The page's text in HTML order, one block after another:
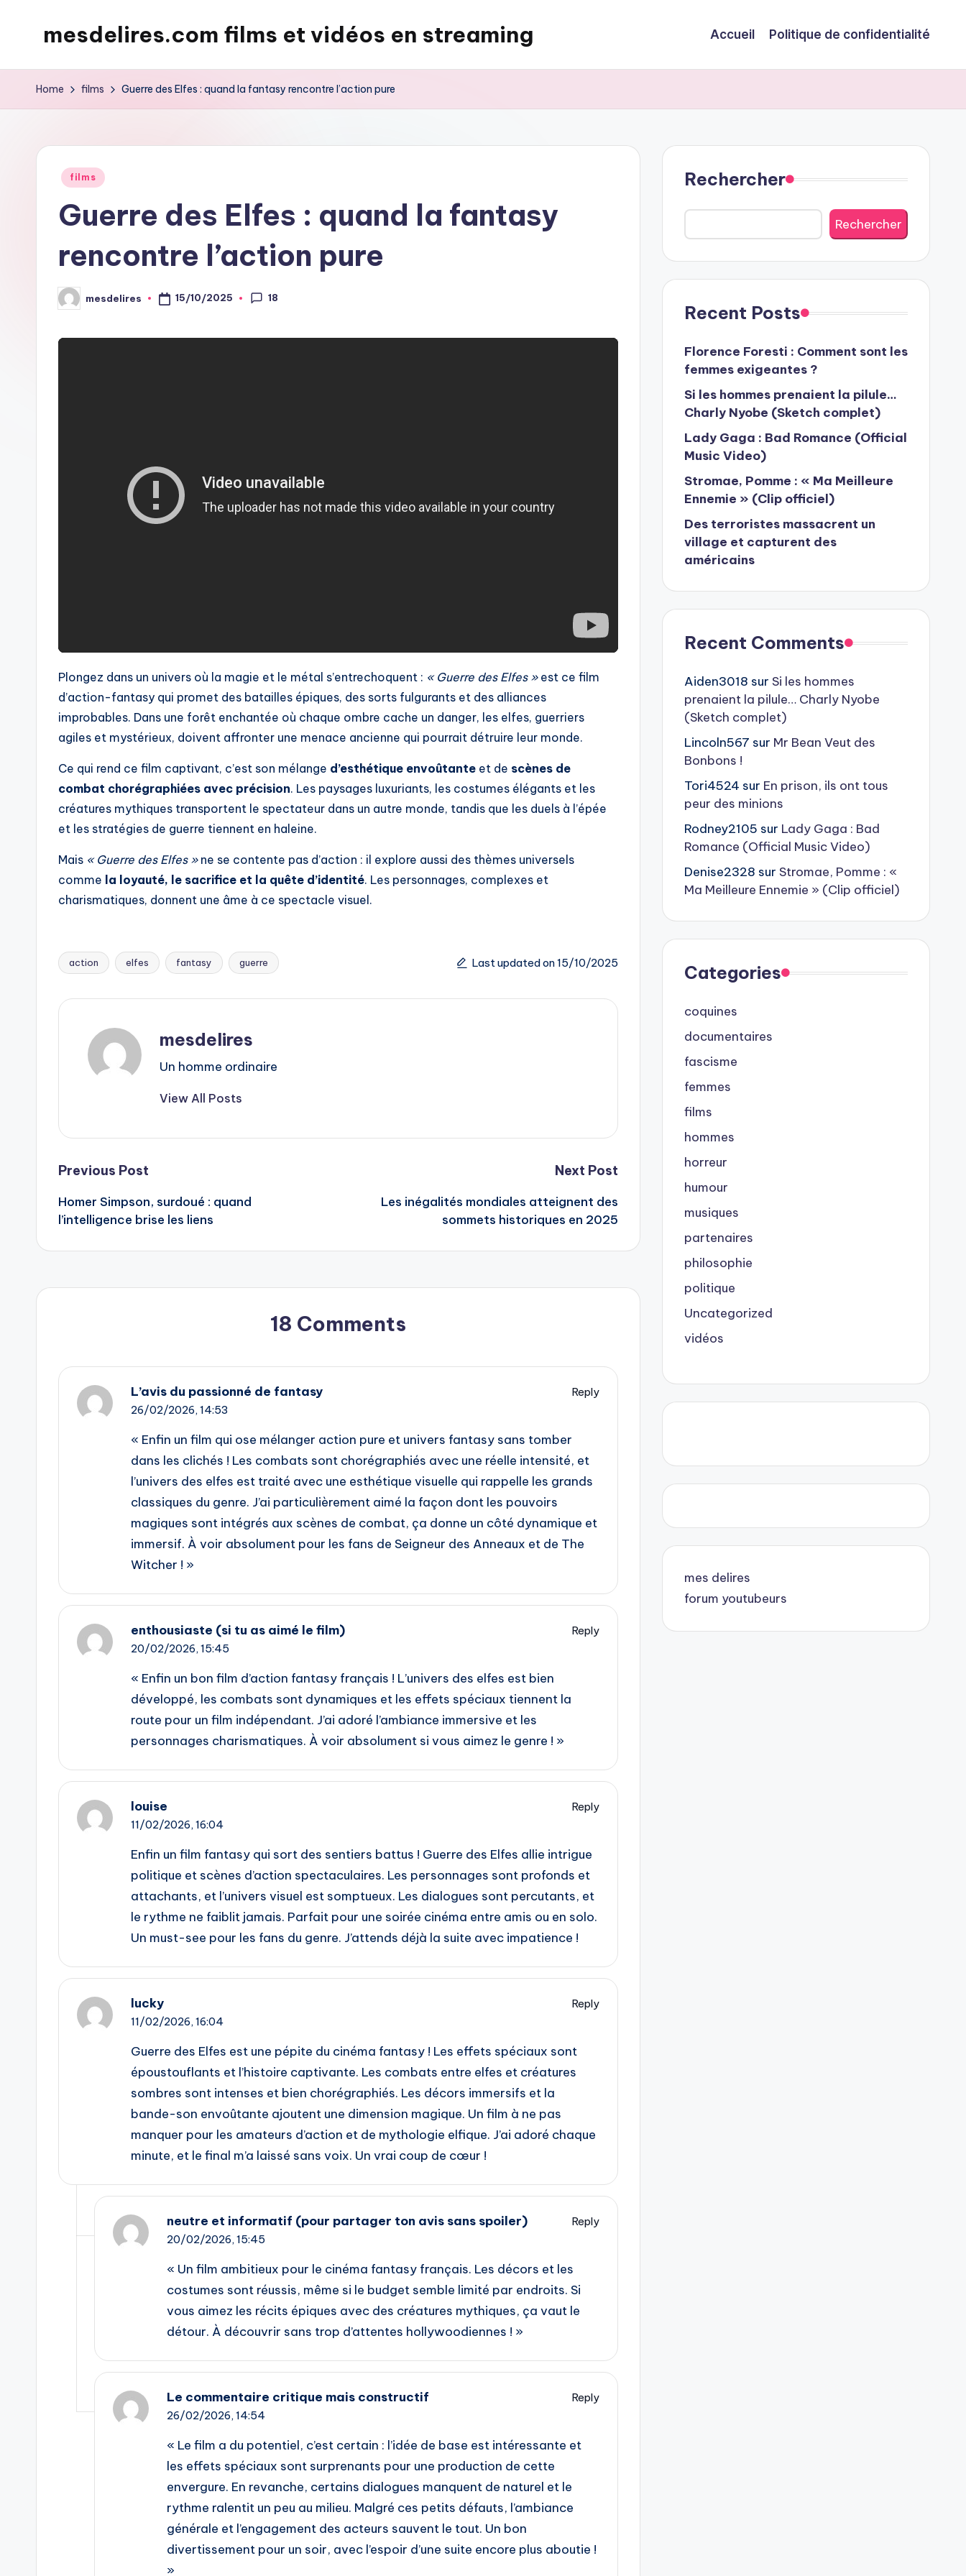
mesdelires.com films et vidéos en streaming
:
video
complet
français
Accueil Politique de confidentialité
Home films Guerre des Elfes : quand la fantasy rencontre l’action pure
Posted
films
Guerre des Elfes : quand la fantasy
rencontre l’action pure
Posted
by
mesdelires 15/10/2025 18
Plongez dans un univers où la magie et le métal s’entrechoquent : « Guerre des Elfes »est ce film
d’action-fantasy qui promet des batailles épiques, des sorts fulgurants et des alliances
improbables. Dans une forêt enchantée où chaque ombre cache un danger, les elfes, guerriers
agiles et mystérieux, doivent affronter une menace ancienne qui pourrait détruire leur monde.
Ce qui rend ce film captivant, c’est son mélange d’esthétique envoûtante et de scènes de
combat chorégraphiées avec précision. Les paysages luxuriants, les costumes élégants et les
créatures mythiques transportent le spectateur dans un autre monde, tandis que les duels à l’épée
et les stratégies de guerre tiennent en haleine.
Mais « Guerre des Elfes »ne se contente pas d’action : il explore aussi des thèmes universels
comme la loyauté, le sacrifice et la quête d’identité. Les personnages, complexes et
charismatiques, donnent une âme à ce spectacle visuel.
Tags:
action elfes fantasy guerre Last updated on 15/10/2025
mesdelires
Un homme ordinaire
View All Posts
Post
navigation
Previous Post
Homer Simpson, surdoué : quand
l’intelligence brise les liens
Next Post
Les inégalités mondiales atteignent des
sommets historiques en 2025
18 Comments
L’avis du passionné de fantasy
Reply
26/02/2026, 14:53
« Enfin un film qui ose mélanger action pure et univers fantasy sans tomber
dans les clichés ! Les combats sont chorégraphiés avec une réelle intensité, et
l’univers des elfes est traité avec une esthétique visuelle qui rappelle les grands
classiques du genre. J’ai particulièrement aimé la façon dont les pouvoirs
magiques sont intégrés aux scènes de combat, ça donne un côté dynamique et
immersif. À voir absolument pour les fans de Seigneur des Anneaux et de The
Witcher ! »
enthousiaste (si tu as aimé le film)
Reply
20/02/2026, 15:45
« Enfin un bon film d’action fantasy français ! L’univers des elfes est bien
développé, les combats sont dynamiques et les effets spéciaux tiennent la
route pour un film indépendant. J’ai adoré l’ambiance immersive et les
personnages charismatiques. À voir absolument si vous aimez le genre ! »
louise
Reply
11/02/2026, 16:04
Enfin un film fantasy qui sort des sentiers battus ! Guerre des Elfes allie intrigue
politique et scènes d’action spectaculaires. Les personnages sont profonds et
attachants, et l’univers visuel est somptueux. Les dialogues sont percutants, et
le rythme ne faiblit jamais. Parfait pour une soirée cinéma entre amis ou en solo.
Un must-see pour les fans du genre. J’attends déjà la suite avec impatience !
lucky
Reply
11/02/2026, 16:04
Guerre des Elfes est une pépite du cinéma fantasy ! Les effets spéciaux sont
époustouflants et l’histoire captivante. Les combats entre elfes et créatures
sombres sont intenses et bien chorégraphiés. Les décors immersifs et la
bande-son envoûtante ajoutent une dimension magique. Un film à ne pas
manquer pour les amateurs d’action et de mythologie elfique. J’ai adoré chaque
minute, et le final m’a laissé sans voix. Un vrai coup de cœur !
neutre et informatif (pour partager ton avis sans spoiler)
Reply
20/02/2026, 15:45
« Un film ambitieux pour le cinéma fantasy français. Les décors et les
costumes sont réussis, même si le budget semble limité par endroits. Si
vous aimez les récits épiques avec des créatures mythiques, ça vaut le
détour. À découvrir sans trop d’attentes hollywoodiennes ! »
Le commentaire critique mais constructif
Reply
26/02/2026, 14:54
« Le film a du potentiel, c’est certain : l’idée de base est intéressante et
les effets spéciaux sont surprenants pour une production de cette
envergure. En revanche, certains dialogues manquent de naturel et le
rythme ralentit un peu au milieu. Malgré ces petits défauts, l’ambiance
générale et l’engagement des acteurs sauvent le tout. Un bon
divertissement pour un soir, avec l’espoir d’une suite encore plus aboutie !
»
Rechercher
Rechercher
Recent Posts
Florence Foresti : Comment sont les
femmes exigeantes ?
Si les hommes prenaient la pilule…
Charly Nyobe (Sketch complet)
Lady Gaga : Bad Romance (Official
Music Video)
Stromae, Pomme : « Ma Meilleure
Ennemie » (Clip officiel)
Des terroristes massacrent un
village et capturent des
américains
Recent Comments
Aiden3018 sur Si les hommes
prenaient la pilule… Charly Nyobe
(Sketch complet)
Lincoln567 sur Mr Bean Veut des
Bonbons !
Tori4524 sur En prison, ils ont tous
peur des minions
Rodney2105 sur Lady Gaga : Bad
Romance (Official Music Video)
Denise2328 sur Stromae, Pomme : «
Ma Meilleure Ennemie » (Clip officiel)
Categories
coquines
documentaires
fascisme
femmes
films
hommes
horreur
humour
musiques
partenaires
philosophie
politique
Uncategorized
vidéos
mes delires
forum youtubeurs